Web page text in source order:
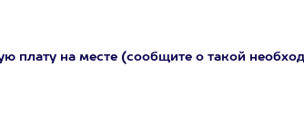
плату на месте (сообщите о такой